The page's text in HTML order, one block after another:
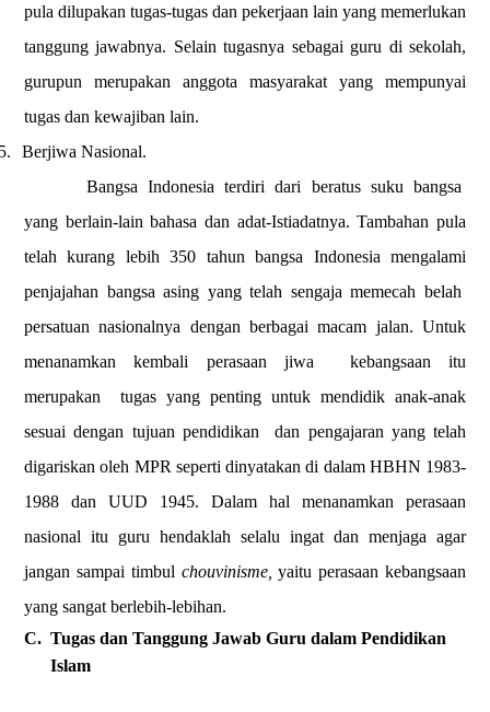
pula dilupakan tugas-tugas dan pekerjaan lain yang memerlukan
tanggung jawabnya. Selain tugasnya sebagai guru di sekolah,
gurupun merupakan anggota masyarakat yang mempunyai
tugas dan kewajiban lain.
Berjiwa Nasional.
Bangsa Indonesia terdiri dari beratus suku bangsa
yang berlain-lain bahasa dan adat-Istiadatnya. Tambahan pula
telah kurang lebih 350 tahun bangsa Indonesia mengalami
penjajahan bangsa asing yang telah sengaja memecah belah
persatuan nasionalnya dengan berbagai macam jalan. Untuk
menanamkan kembali perasaan jiwa
kebangsaan itu
merupakan
tugas yang penting untuk mendidik anak-anak
sesuai dengan tujuan pendidikan
dan pengajaran yang telah
digariskan oleh MPR seperti dinyatakan di dalam HBHN 1983-
1988 dan UUD 1945. Dalam hal menanamkan perasaan
nasional itu guru hendaklah selalu ingat dan menjaga agar
jangan sampai timbul chouvinisme, yaitu perasaan kebangsaan
yang sangat berlebih-lebihan.
C. Tugas dan Tanggung Jawab Guru dalam Pendidikan
Islam